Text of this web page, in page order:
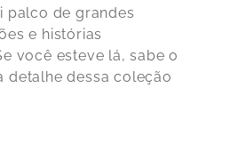
palco de grandes
e histórias
você esteve lá, sabe o
detalhe dessa coleção